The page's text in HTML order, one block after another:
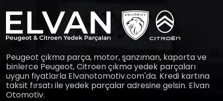
Peugeot çıkma parça, motor, şanzıman, kaporta ve
binlerce Peugeot, Citroen çıkma yedek parçaları
uygun fiyatlarla Elvanotomotiv.com'da. Kredi kartına
taksit fırsatı ile yedek parçalar adresine gelsin. Elvan
Otomotiv.